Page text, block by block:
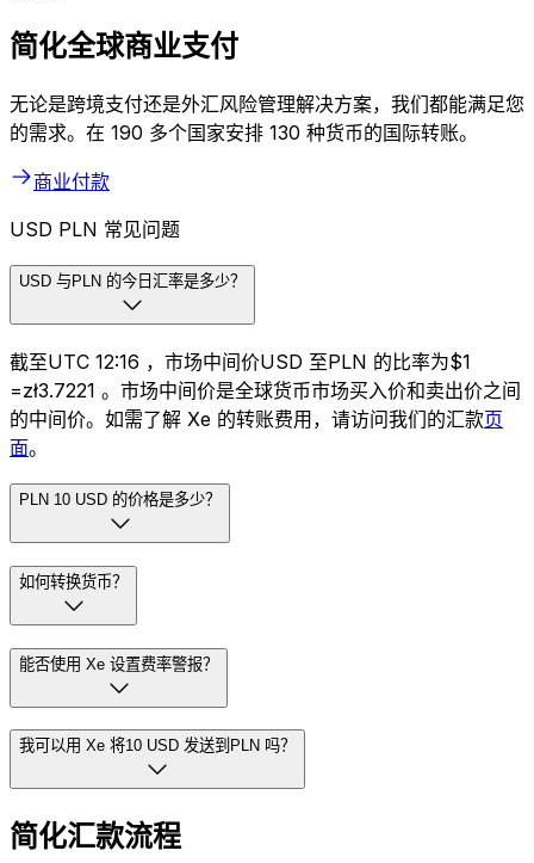
简化全球商业支付
无论是跨境支付还是外汇风险管理解决方案，我们都能满足您
的需求。在 190 多个国家安排 130 种货币的国际转账。
商业付款
USD PLN 常见问题
USD 与PLN 的今日汇率是多少？
截至UTC 12:16 ，市场中间价USD 至PLN 的比率为$1
=zł3.7221 。市场中间价是全球货币市场买入价和卖出价之间
的中间价。如需了解 Xe 的转账费用，请访问我们的汇款页
面。
PLN 10 USD 的价格是多少？
如何转换货币？
能否使用 Xe 设置费率警报？
我可以用 Xe 将10 USD 发送到PLN 吗？
简化汇款流程